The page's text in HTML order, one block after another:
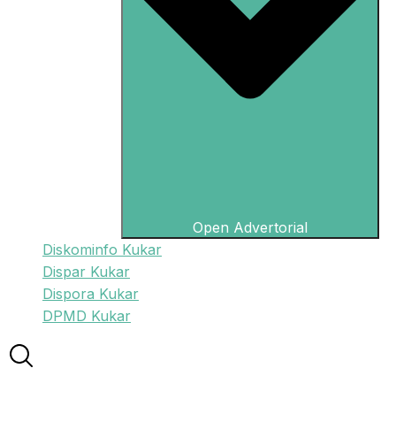
Open Advertorial
Diskominfo Kukar
Dispar Kukar
Dispora Kukar
DPMD Kukar